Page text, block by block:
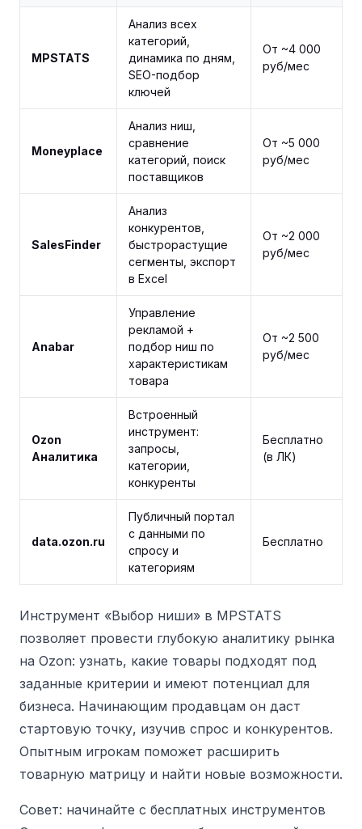
MPSTATS
Анализ всех
категорий,
динамика по дням,
SEO-подбор
ключей
От ~4 000
руб/мес
Moneyplace
Анализ ниш,
сравнение
категорий, поиск
поставщиков
От ~5 000
руб/мес
SalesFinder
Анализ
конкурентов,
быстрорастущие
сегменты, экспорт
в Excel
От ~2 000
руб/мес
Anabar
Управление
рекламой +
подбор ниш по
характеристикам
товара
От ~2 500
руб/мес
Ozon
Аналитика
Встроенный
инструмент:
запросы,
категории,
конкуренты
Бесплатно
(в ЛК)
data.ozon.ru
Публичный портал
с данными по
спросу и
категориям
Бесплатно
Инструмент «Выбор ниши» в MPSTATS
позволяет провести глубокую аналитику рынка
на Ozon: узнать, какие товары подходят под
заданные критерии и имеют потенциал для
бизнеса. Начинающим продавцам он даст
стартовую точку, изучив спрос и конкурентов.
Опытным игрокам поможет расширить
товарную матрицу и найти новые возможности.
Совет: начинайте с бесплатных инструментов